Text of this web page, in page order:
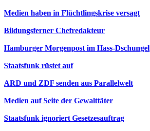
Medien haben in Flüchtlingskrise versagt
Bildungsferner Chefredakteur
Hamburger Morgenpost im Hass-Dschungel
Staatsfunk rüstet auf
ARD und ZDF senden aus Parallelwelt
Medien auf Seite der Gewalttäter
Staatsfunk ignoriert Gesetzesauftrag